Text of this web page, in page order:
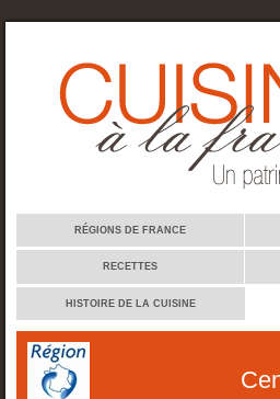
RÉGIONS DE FRANCE
RECETTES
HISTOIRE DE LA CUISINE